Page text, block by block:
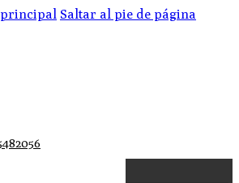
principal Saltar al pie de página